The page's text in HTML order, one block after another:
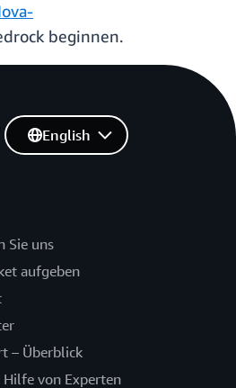
beginnen.
Sie uns
aufgeben
– Überblick
Hilfe von Experten
English